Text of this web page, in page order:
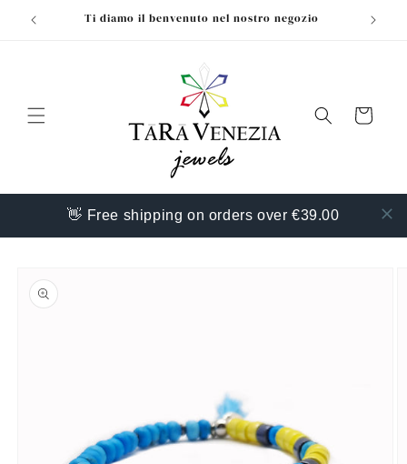
direttamenteTi diamo il benvenuto nel nostro negozio
Carrello
👋 Free shipping on orders over €39.00
informazioni
sul prodotto